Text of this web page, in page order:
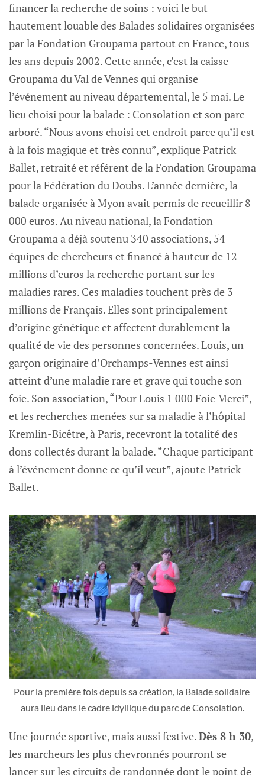
financer la recherche de soins : voici le but
hautement louable des Balades solidaires organisées
par la Fondation Groupama partout en France, tous
les ans depuis 2002. Cette année, c’est la caisse
Groupama du Val de Vennes qui organise
l’événement au niveau départemental, le 5 mai. Le
lieu choisi pour la balade : Consolation et son parc
arboré. “Nous avons choisi cet endroit parce qu’il est
à la fois magique et très connu”, explique Patrick
Ballet, retraité et référent de la Fondation Groupama
pour la Fédération du Doubs. L’année dernière, la
balade organisée à Myon avait permis de recueillir 8
000 euros. Au niveau national, la Fondation
Groupama a déjà soutenu 340 associations, 54
équipes de chercheurs et financé à hauteur de 12
millions d’euros la recherche portant sur les
maladies rares. Ces maladies touchent près de 3
millions de Français. Elles sont principalement
d’origine génétique et affectent durablement la
qualité de vie des personnes concernées. Louis, un
garçon originaire d’Orchamps-Vennes est ainsi
atteint d’une maladie rare et grave qui touche son
foie. Son association, “Pour Louis 1 000 Foie Merci”,
et les recherches menées sur sa maladie à l’hôpital
Kremlin-Bicêtre, à Paris, recevront la totalité des
dons collectés durant la balade. “Chaque participant
à l’événement donne ce qu’il veut”, ajoute Patrick
Ballet.
Pour la première fois depuis sa création, la Balade solidaire
aura lieu dans le cadre idyllique du parc de Consolation.
Une journée sportive, mais aussi festive.Dès 8 h 30,
les marcheurs les plus chevronnés pourront se
lancer sur les circuits de randonnée dont le point de